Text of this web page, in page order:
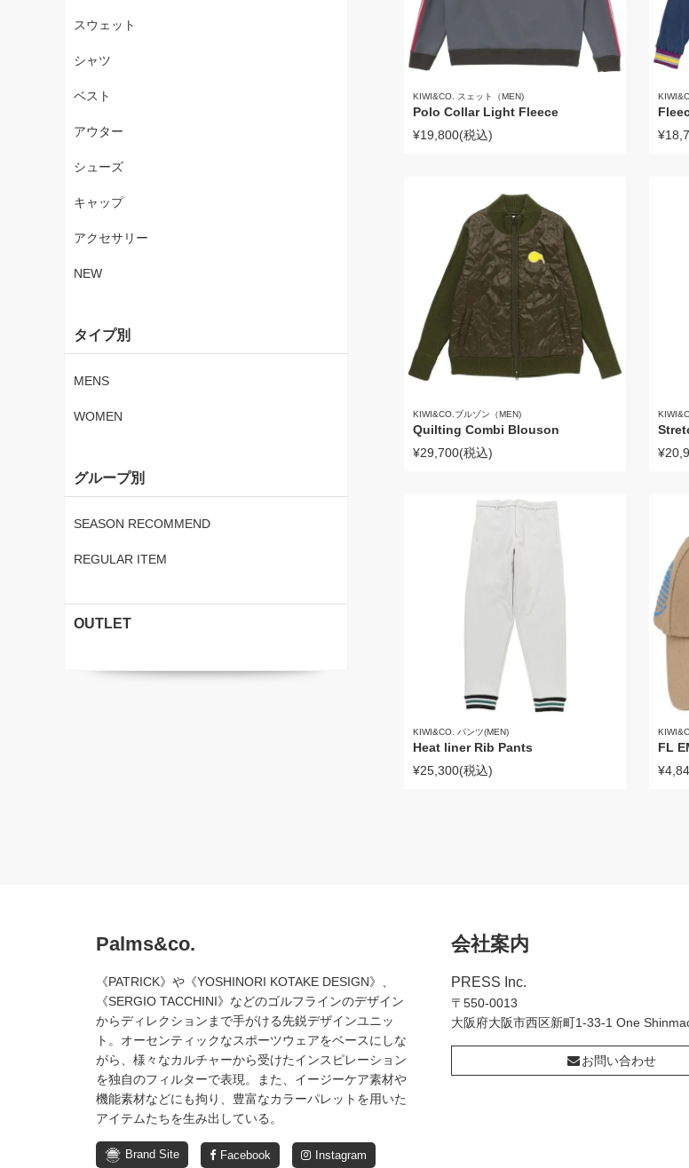
KIWI&CO. スェット（MEN)
Polo Collar Light Fleece
¥19,800(税込)
KIWI&CO.ブルゾン（MEN)
Quilting Combi Blouson
¥29,700(税込)
KIWI&CO. パンツ(MEN)
Heat liner Rib Pants
¥25,300(税込)
FL
スウェット
シャツ
ベスト
アウター
シューズ
キャップ
アクセサリー
NEW
タイプ別
MENS
WOMEN
グループ別
SEASON RECOMMEND
REGULAR ITEM
OUTLET
Palms&co.
《PATRICK》や《YOSHINORI KOTAKE DESIGN》、
《SERGIO TACCHINI》などのゴルフラインのデザイン
からディレクションまで手がける先鋭デザインユニッ
ト。オーセンティックなスポーツウェアをベースにしな
がら、様々なカルチャーから受けたインスピレーション
を独自のフィルターで表現。また、イージーケア素材や
機能素材などにも拘り、豊富なカラーパレットを用いた
アイテムたちを生み出している。
Brand Site Facebook Instagram
会社案内
PRESS Inc.
〒550-0013
大阪府大阪市西区新町1-33-1 One
お問い合わせ